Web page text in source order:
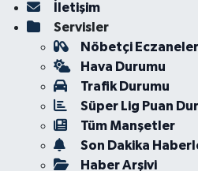
İletişim
Servisler
Nöbetçi Eczaneler
Hava Durumu
Trafik Durumu
Süper Lig Puan
Tüm Manşetler
Son Dakika
Haber Arşivi